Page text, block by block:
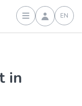
Sign inEN